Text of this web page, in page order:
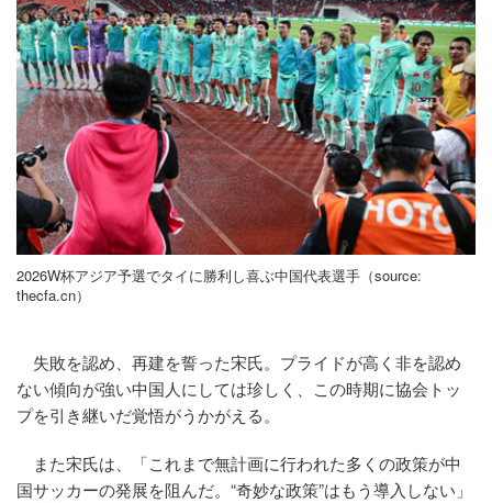
2026W杯アジア予選でタイに勝利し喜ぶ中国代表選手（source:
thecfa.cn）
失敗を認め、再建を誓った宋氏。プライドが高く非を認め
ない傾向が強い中国人にしては珍しく、この時期に協会トッ
プを引き継いだ覚悟がうかがえる。
また宋氏は、「これまで無計画に行われた多くの政策が中
国サッカーの発展を阻んだ。“奇妙な政策”はもう導入しない」